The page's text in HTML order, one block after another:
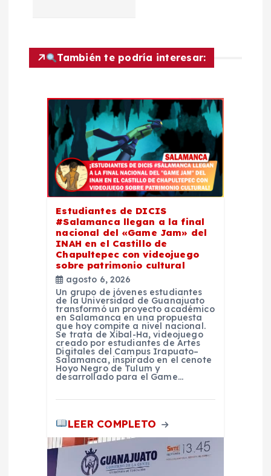
d
También te podría interesar:
Estudiantes de DICIS
#Salamanca llegan a la final
nacional del «Game Jam» del
INAH en el Castillo de
Chapultepec con videojuego
sobre patrimonio cultural
agosto 6, 2026
Un grupo de jóvenes estudiantes
de la Universidad de Guanajuato
transformó un proyecto académico
en Salamanca en una propuesta
que hoy compite a nivel nacional.
Se trata de Xibal-Ha, videojuego
creado por estudiantes de Artes
Digitales del Campus Irapuato–
Salamanca, inspirado en el cenote
Hoyo Negro de Tulum y
desarrollado para el Game…
LEER COMPLETO